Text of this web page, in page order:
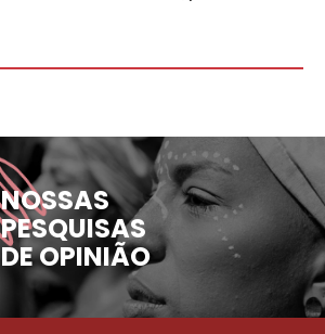
NOSSAS
PESQUISAS
DE OPINIÃO